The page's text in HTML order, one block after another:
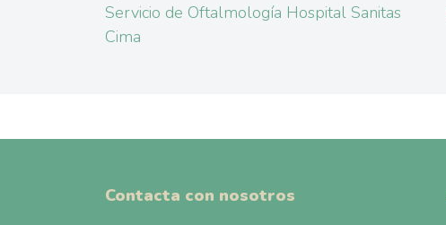
Servicio de Oftalmología Hospital Sanitas
Cima
Contacta con nosotros